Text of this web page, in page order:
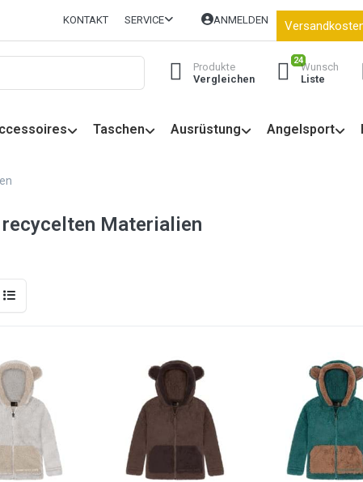
KONTAKT SERVICE ANMELDEN
Produkte
Vergleichen
24
Wunsch
Liste
Taschen Ausrüstung Angelsport
Materialien